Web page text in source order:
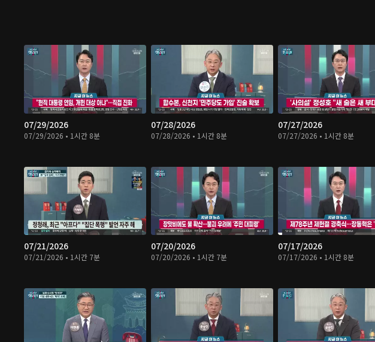
07/29/2026
07/29/2026 • 1시간 8분
07/28/2026
07/28/2026 • 1시간 8분
07/27/2026
07/27/2026 • 1시간 8분
07/21/2026
07/21/2026 • 1시간 7분
07/20/2026
07/20/2026 • 1시간 7분
07/17/2026
07/17/2026 • 1시간 8분